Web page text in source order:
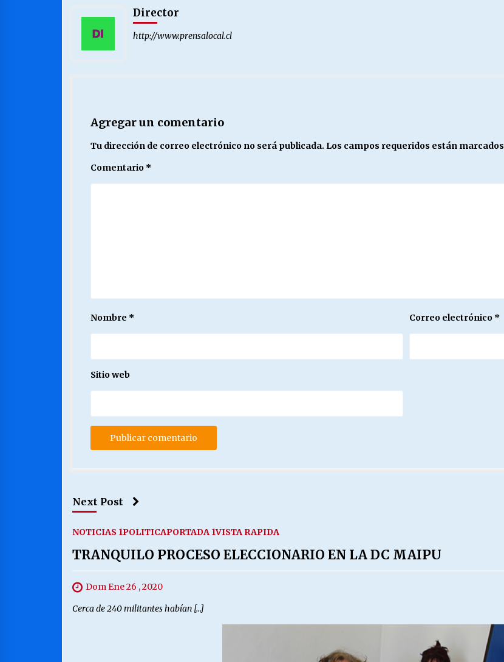
Director
http://www.prensalocal.cl
Agregar un comentario
Tu dirección de correo electrónico no será publicada. Los campos requeridos están marcados
Comentario *
Nombre * Correo electrónico *
Sitio web
Next Post
NOTICIAS 1POLITICAPORTADA 1VISTA RAPIDA
TRANQUILO PROCESO ELECCIONARIO EN LA DC MAIPU
Dom Ene 26 , 2020
Cerca de 240 militantes habían […]